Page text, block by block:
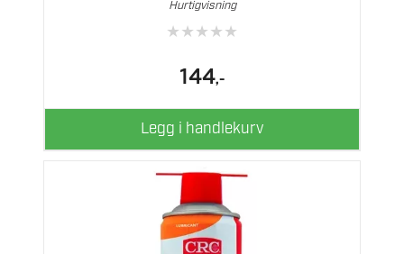
Hurtigvisning
★★★★★
144,-
Legg i handlekurv